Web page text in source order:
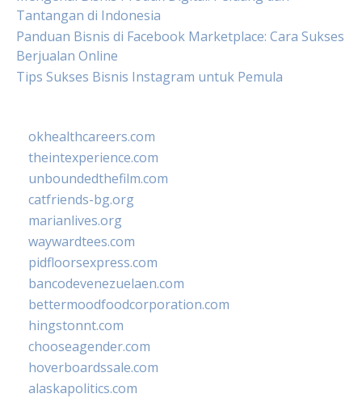
Tantangan di Indonesia
Panduan Bisnis di Facebook Marketplace: Cara Sukses
Berjualan Online
Tips Sukses Bisnis Instagram untuk Pemula
okhealthcareers.com
theintexperience.com
unboundedthefilm.com
catfriends-bg.org
marianlives.org
waywardtees.com
pidfloorsexpress.com
bancodevenezuelaen.com
bettermoodfoodcorporation.com
hingstonnt.com
chooseagender.com
hoverboardssale.com
alaskapolitics.com